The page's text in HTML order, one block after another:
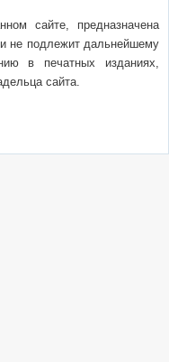
сайте, предназначена
не подлежит дальнейшему
в печатных изданиях,
сайта.